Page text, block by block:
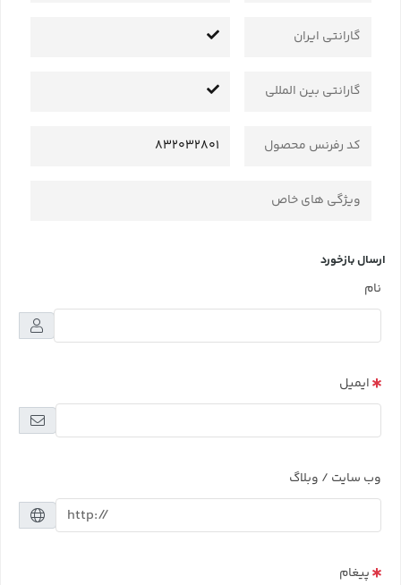
گارانتی ایران
گارانتی بین المللی
کد رفرنس محصول 832032801
ویژگی های خاص
ارسال بازخورد
نام
ایمیل
وب سایت / وبلاگ
پیغام